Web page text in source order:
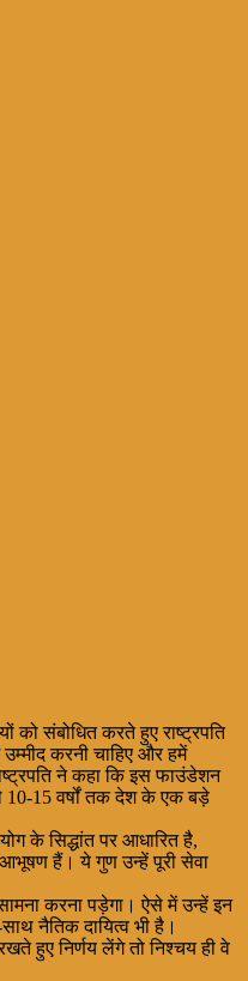
को संबोधित करते हुए राष्ट्रपति
करनी चाहिए और हमें
ने कहा कि इस फाउंडेशन
10-15 वर्षों तक देश के एक बड़े
के सिद्धांत पर आधारित है,
आभूषण हैं। ये गुण उन्हें पूरी सेवा
करना पड़ेगा। ऐसे में उन्हें इन
नैतिक दायित्व भी है।
हुए निर्णय लेंगे तो निश्चय ही वे